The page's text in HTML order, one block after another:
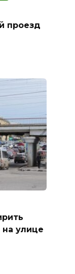
проезд
улице